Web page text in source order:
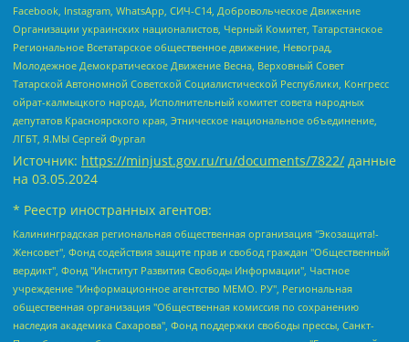
Facebook, Instagram, WhatsApp, СИЧ-С14, Добровольческое Движение
Организации украинских националистов, Черный Комитет, Татарстанское
Региональное Всетатарское общественное движение, Невоград,
Молодежное Демократическое Движение Весна, Верховный Совет
Татарской Автономной Советской Социалистической Республики, Конгресс
ойрат-калмыцкого народа, Исполнительный комитет совета народных
депутатов Красноярского края, Этническое национальное объединение,
ЛГБТ, Я.МЫ Сергей Фургал
Источник: https://minjust.gov.ru/ru/documents/7822/ данные
на 03.05.2024
* Реестр иностранных агентов:
Калининградская региональная общественная организация "Экозащита!-Женсовет", Фонд содействия защите прав и свобод граждан "Общественный вердикт", Фонд "Институт Развития Свободы Информации", Частное учреждение "Информационное агентство МЕМО. РУ", Региональная общественная организация "Общественная комиссия по сохранению наследия академика Сахарова", Фонд поддержки свободы прессы, Санкт-Петербургская общественная правозащитная организация "Гражданский контроль", Межрегиональная общественная организация "Информационно-просветительский центр "Мемориал", Региональный Фонд "Центр Защиты Прав Средств Массовой Информации", с 05.12.2023 Фонд "Центр Защиты Прав Средств массовой информации", Региональная общественная благотворительная организация помощи беженцам и мигрантам "Гражданское содействие", Негосударственное образовательное учреждение дополнительного профессионального образования (повышение квалификации) специалистов "АКАДЕМИЯ ПО ПРАВАМ ЧЕЛОВЕКА", Свердловская региональная общественная организация "Сутяжник", Автономная некоммерческая организация "Центр независимых социологических исследований", Союз общественных объединений "Российский исследовательский центр по правам человека", Региональное общественное учреждение научно-информационный центр "МЕМОРИАЛ", Некоммерческая организация "Фонд защиты гласности", Автономная некоммерческая организация "Институт прав человека", Городская общественная организация "Екатеринбургское общество "МЕМОРИАЛ", Городская общественная организация "Рязанское историко-просветительское и правозащитное общество "Мемориал" (Рязанский Мемориал), Челябинский региональный орган общественной самодеятельности – женское общественное объединение "Женщины Евразии", Челябинский региональный орган общественной самодеятельности "Уральская правозащитная группа", Фонд содействия защите здоровья и социальной справедливости имени Андрея Рылькова, Автономная Некоммерческая Организация "Аналитический Центр Юрия Левады", Автономная некоммерческая организация социальной поддержки населения "Проект Апрель", Региональная общественная организация помощи женщинам и детям, находящимся в кризисной ситуации "Информационно-методический центр "Анна", Фонд содействия развитию массовых коммуникаций и правовому просвещению "Так-так-Так", Фонд содействия устойчивому развитию "Серебряная тайга", Свердловский региональный общественный фонд социальных проектов "Новое время", "Idel.Реалии", Кавказ.Реалии, Крым.Реалии, Телеканал Настоящее Время, Татаро-башкирская служба Радио Свобода (Azatliq Radiosi), Радио Свободная Европа/Радио Свобода (PCE/PC), "Сибирь.Реалии", "Фактограф", Благотворительный фонд помощи осужденным и их семьям, Автономная некоммерческая организация "Институт глобализации и социальных движений", Фонд "В защиту прав заключенных", Частное учреждение "Центр поддержки и содействия развитию средств массовой информации", Пензенский региональный общественный благотворительный фонд "Гражданский союз", "Север.Реалии", Некоммерческая организация Фонд "Правовая инициатива", Общество с ограниченной ответственностью "Радио Свободная Европа/Радио Свобода", Чешское информационное агентство "MEDIUM-ORIENT", Красноярская региональная общественная организация "Мы против СПИДа", Камалягин Денис Николаевич, Маркелов Сергей Евгеньевич, Пономарев Лев Александрович, Савицкая Людмила Алексеевна, Автономная некоммерческая организация "Центр по работе с проблемой насилия "НАСИЛИЮ.НЕТ", Межрегиональный профессиональный союз работников здравоохранения "Альянс врачей", Юридическое лицо, зарегистрированное в Латвийской Республике, SIA "Medusa Project" (регистрационный номер 40103797863, дата регистрации 10.06.2014), Некоммерческая организация "Фонд по борьбе с коррупцией", Автономная некоммерческая организация "Институт права и публичной политики", Баданин Роман Сергеевич, Гликин Максим Александрович, Железнова Мария Михайловна, Лукьянова Юлия Сергеевна, Маетная Елизавета Витальевна, Маняхин Петр Борисович, Чуракова Ольга Владимировна, Ярош Юлия Петровна, Юридическое лицо "The Insider SIA", зарегистрированное в Риге, Латвийская Республика (дата регистрации 26.06.2015), являющееся администратором доменного имени интернет-издания "The Insider SIA", https://theins.ru, Постернак Алексей Евгеньевич, Рубин Михаил Аркадьевич, Анин Роман Александрович, Юридическое лицо Istories fonds, зарегистрированное в Латвийской Республике (регистрационный номер 50008295751, дата регистрации 24.02.2020), Великовский Дмитрий Александрович, Долинина Ирина Николаевна, Мароховская Алеся Алексеевна, Шлейнов Роман Юрьевич, Шмагун Олеся Валентиновна, Общество с ограниченной ответственностью "Альтаир 2021", Общество с ограниченной ответственностью "Вега 2021", Общество с ограниченной ответственностью "Главный редактор 2021", Общество с ограниченной ответственностью "Ромашки монолит", Важенков Артем Валерьевич, Ивановская областная общественная организация "Центр гендерных исследований", Гурман Юрий Альбертович, Медиапроект "ОВД-Инфо", Егоров Владимир Владимирович, Жилинский Владимир Александрович, Общество с ограниченной ответственностью "ЗП", Иванова София Юрьевна, Карезина Инна Павловна, Кильтау Екатерина Викторовна, Петров Алексей Викторович, Пискунов Сергей Евгеньевич, Смирнов Сергей Сергеевич, Тихонов Михаил Сергеевич, Общество с ограниченной ответственностью "ЖУРНАЛИСТ-ИНОСТРАННЫЙ АГЕНТ", Арапова Галина Юрьевна, Вольтская Татьяна Анатольевна, Американская компания "Mason G.E.S. Anonymous Foundation" (США), являющаяся владельцем интернет-издания https://mnews.world/, Компания "Stichting Bellingcat", зарегистрированная в Нидерландах (дата регистрации 11.07.2018), Захаров Андрей Вячеславович, Клепиковская Екатерина Дмитриевна, Общество с ограниченной ответственностью "МЕМО", Перл Роман Александрович, Симонов Евгений Алексеевич, Соловьева Елена Анатольевна, Сотников Даниил Владимирович, Сурначева Елизавета Дмитриевна, Автономная некоммерческая организация по защите прав человека и информированию населения "Якутия – Наше Мнение", Общество с ограниченной ответственностью "Москоу диджитал медиа", с 26.01.2023 Общество с ограниченной ответственностью "Чайка Белые сады", Ветошкина Валерия Валерьевна, Заговора Максим Александрович, Межрегиональное общественное движение "Российская ЛГБТ - сеть", Оленичев Максим Владимирович, Павлов Иван Юрьевич, Скворцова Елена Сергеевна, Общество с ограниченной ответственностью "Как бы инагент", Кочетков Игорь Викторович, Общество с ограниченной ответственностью "Честные выборы", Еланчик Олег Александрович, Общество с ограниченной ответственностью "Нобелевский призыв", Гималова Регина Эмилевна, Григорьев Андрей Валерьевич, Григорьева Алина Александровна, Ассоциация по содействию защите прав призывников, альтернативнослужащих и военнослужащих "Правозащитная группа "Гражданин.Армия.Право", Хисамова Регина Фаритовна, Автономная некоммерческая организация по реализации социально-правовых программ "Лилит", Дальневосточное общественное движение "Маяк", Санкт-Петербургская ЛГБТ-инициативная группа "Выход", Инициативная группа ЛГБТ+ "Реверс", Алексеев Андрей Викторович, Бекбулатова Таисия Львовна, Беляев Иван Михайлович, Владыкина Елена Сергеевна, Гельман Марат Александрович, Никульшина Вероника Юрьевна, Толоконникова Надежда Андреевна, Шендерович Виктор Анатольевич, Общество с ограниченной ответственностью "Данное сообщение", Общество с ограниченной ответственностью Издательский дом "Новая глава", Айнбиндер Александра Александровна, Московский комьюнити-центр для ЛГБТ+инициатив, Благотворительный фонд развития филантропии, Deutsche Welle (Германия, Kurt-Schumacher-Strasse 3, 53113 Bonn), Борзунова Мария Михайловна, Воробьев Виктор Викторович, Голубева Анна Львовна, Константинова Алла Михайловна, Малкова Ирина Владимировна, Мурадов Мурад Абдулгалимович, Осетинская Елизавета Николаевна, Понасенков Евгений Николаевич, Ганапольский Матвей Юрьевич, Киселев Евгений Алексеевич, Борухович Ирина Григорьевна, Дремин Иван Тимофеевич, Дубровский Дмитрий Викторович, Красноярская региональная общественная организация поддержки и развития альтернативных образовательных технологий и межкультурных коммуникаций "ИНТЕРРА", Маяковская Екатерина Алексеевна, Фейгин Марк Захарович, Филимонов Андрей Викторович, Дзугкоева Регина Николаевна, Доброхотов Роман Александрович, Дудь Юрий Александрович, Елкин Сергей Владимирович, Кругликов Кирилл Игоревич, Сабунаева Мария Леонидовна, Семенов Алексей Владимирович, Шаинян Карен Багратович, Шульман Екатерина Михайловна, Асафьев Артур Валерьевич, Вахштайн Виктор Семенович, Венедиктов Алексей Алексеевич, Лушникова Екатерина Евгеньевна, Волков Леонид Михайлович, Невзоров Александр Глебович, Пархоменко Сергей Борисович, Сироткин Ярослав Николаевич, Кара-Мурза Владимир Владимирович, Баранова Наталья Владимировна, Гозман Леонид Яковлевич, Кагарлицкий Борис Юльевич, Климарев Михаил Валерьевич, Милов Владимир Станиславович, Автономная некоммерческая организация Краснодарский центр современного искусства "Типография", Моргенштерн Алишер Тагирович, Соболь Любовь Эдуардовна, Общество с ограниченной ответственностью "ЛИЗА НОРМ", Каспаров Гарри Кимович, Ходорковский Михаил Борисович, Общество с ограниченной ответственностью "Апрельские тезисы", Данилович Ирина Брониславовна, Кашин Олег Владимирович, Петров Николай Владимирович, Пивоваров Алексей Владимирович, Соколов Михаил Владимирович, Цветкова Юлия Владимировна, Чичваркин Евгений Александрович, Комитет против пыток/Команда против пыток, Общество с ограниченной ответственностью "Первый научный", Общество с ограниченной ответственностью "Вертолет и ко", Белоцерковская Вероника Борисовна, Кац Максим Евгеньевич, Лазарева Татьяна Юрьевна, Шаведдинов Руслан Табризович, Яшин Илья Валерьевич, Общество с ограниченной ответственностью "Иноагент ААВ", Алешковский Дмитрий Петрович, Альбац Евгения Марковна, Быков Дмитрий Львович, Галямина Юлия Евгеньевна, Лойко Сергей Леонидович, Мартынов Кирилл Константинович, Медведев Сергей Александрович, Крашенинников Федор Геннадиевич, Гордеева Катерина Вл